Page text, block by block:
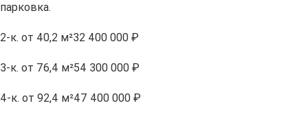
парковка.
2-к. от 40,2 м²32 400 000 ₽
3-к. от 76,4 м²54 300 000 ₽
4-к. от 92,4 м²47 400 000 ₽